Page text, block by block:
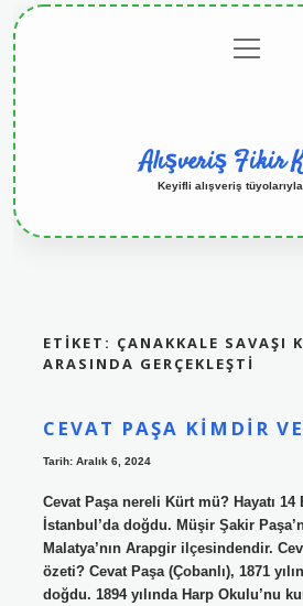
menüyü
aç
Alışveriş Fikir
Keyifli alışveriş tüyolarıyla
ETIKET: ÇANAKKALE SAVAŞI
ARASINDA GERÇEKLEŞTI
CEVAT PAŞA KIMDIR
Tarih: Aralık 6, 2024
Cevat Paşa nereli Kürt mü? Hayatı 14
İstanbul’da doğdu. Müşir Şakir
Malatya’nın Arapgir ilçesindendir.
özeti? Cevat Paşa (Çobanlı), 1871
doğdu. 1894 yılında Harp Okulu’nu